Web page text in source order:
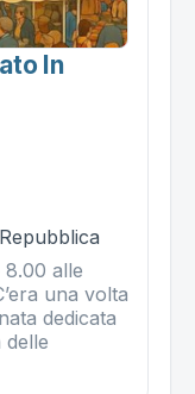
In
8.00 alle
una volta
dedicata